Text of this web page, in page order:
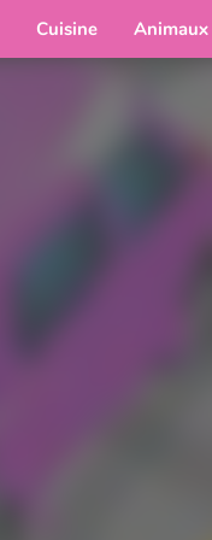
Cuisine Animaux